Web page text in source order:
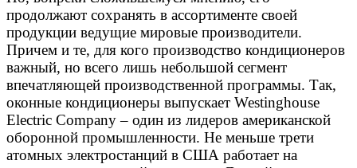
продолжают сохранять в ассортименте своей
продукции ведущие мировые производители.
Причем и те, для кого производство кондиционеров
важный, но всего лишь небольшой сегмент
впечатляющей производственной программы. Так,
оконные кондиционеры выпускает Westinghouse
Electric Company – один из лидеров американской
оборонной промышленности. Не меньше трети
атомных электростанций в США работает на